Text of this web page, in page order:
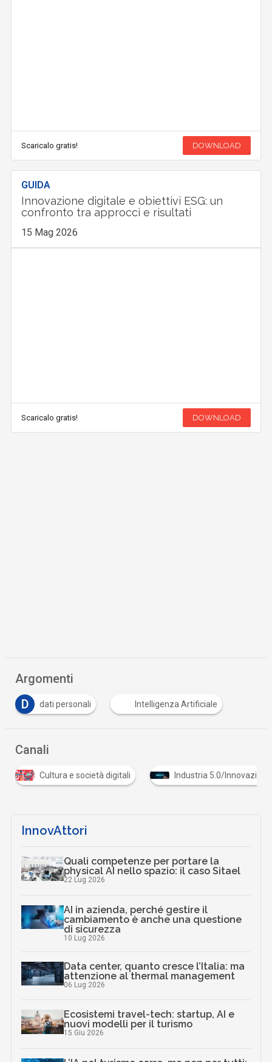
Scaricalo gratis! DOWNLOAD
GUIDA
Innovazione digitale e obiettivi ESG: un
confronto tra approcci e risultati
15 Mag 2026
Scaricalo gratis! DOWNLOAD
Argomenti
D
dati personali Intelligenza Artificiale
Canali
Cultura e società digitali Industria 5.0/
InnovAttori
Quali competenze per portare la
physical AI nello spazio: il caso Sitael
22 Lug 2026
AI in azienda, perché gestire il
cambiamento è anche una questione
di sicurezza
10 Lug 2026
Data center, quanto cresce l’Italia: ma
attenzione al thermal management
06 Lug 2026
Ecosistemi travel-tech: startup, AI e
nuovi modelli per il turismo
15 Giu 2026